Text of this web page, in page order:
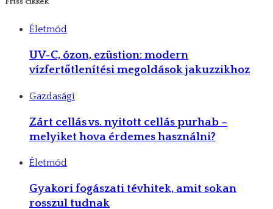
Életmód
UV-C, ózon, ezüstion: modern
vízfertőtlenítési megoldások jakuzzikhoz
Gazdasági
Zárt cellás vs. nyitott cellás purhab –
melyiket hova érdemes használni?
Életmód
Gyakori fogászati tévhitek, amit sokan
rosszul tudnak